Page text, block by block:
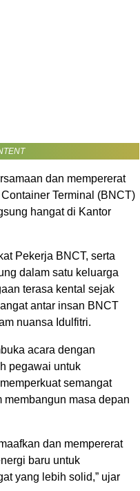
dan mempererat
Terminal (BNCT)
hangat di Kantor
Pekerja BNCT, serta
dalam satu keluarga
terasa kental sejak
antar insan BNCT
nuansa Idulfitri.
acara dengan
pegawai untuk
semangat
membangun masa depan
dan mempererat
baru untuk
yang lebih solid,” ujar